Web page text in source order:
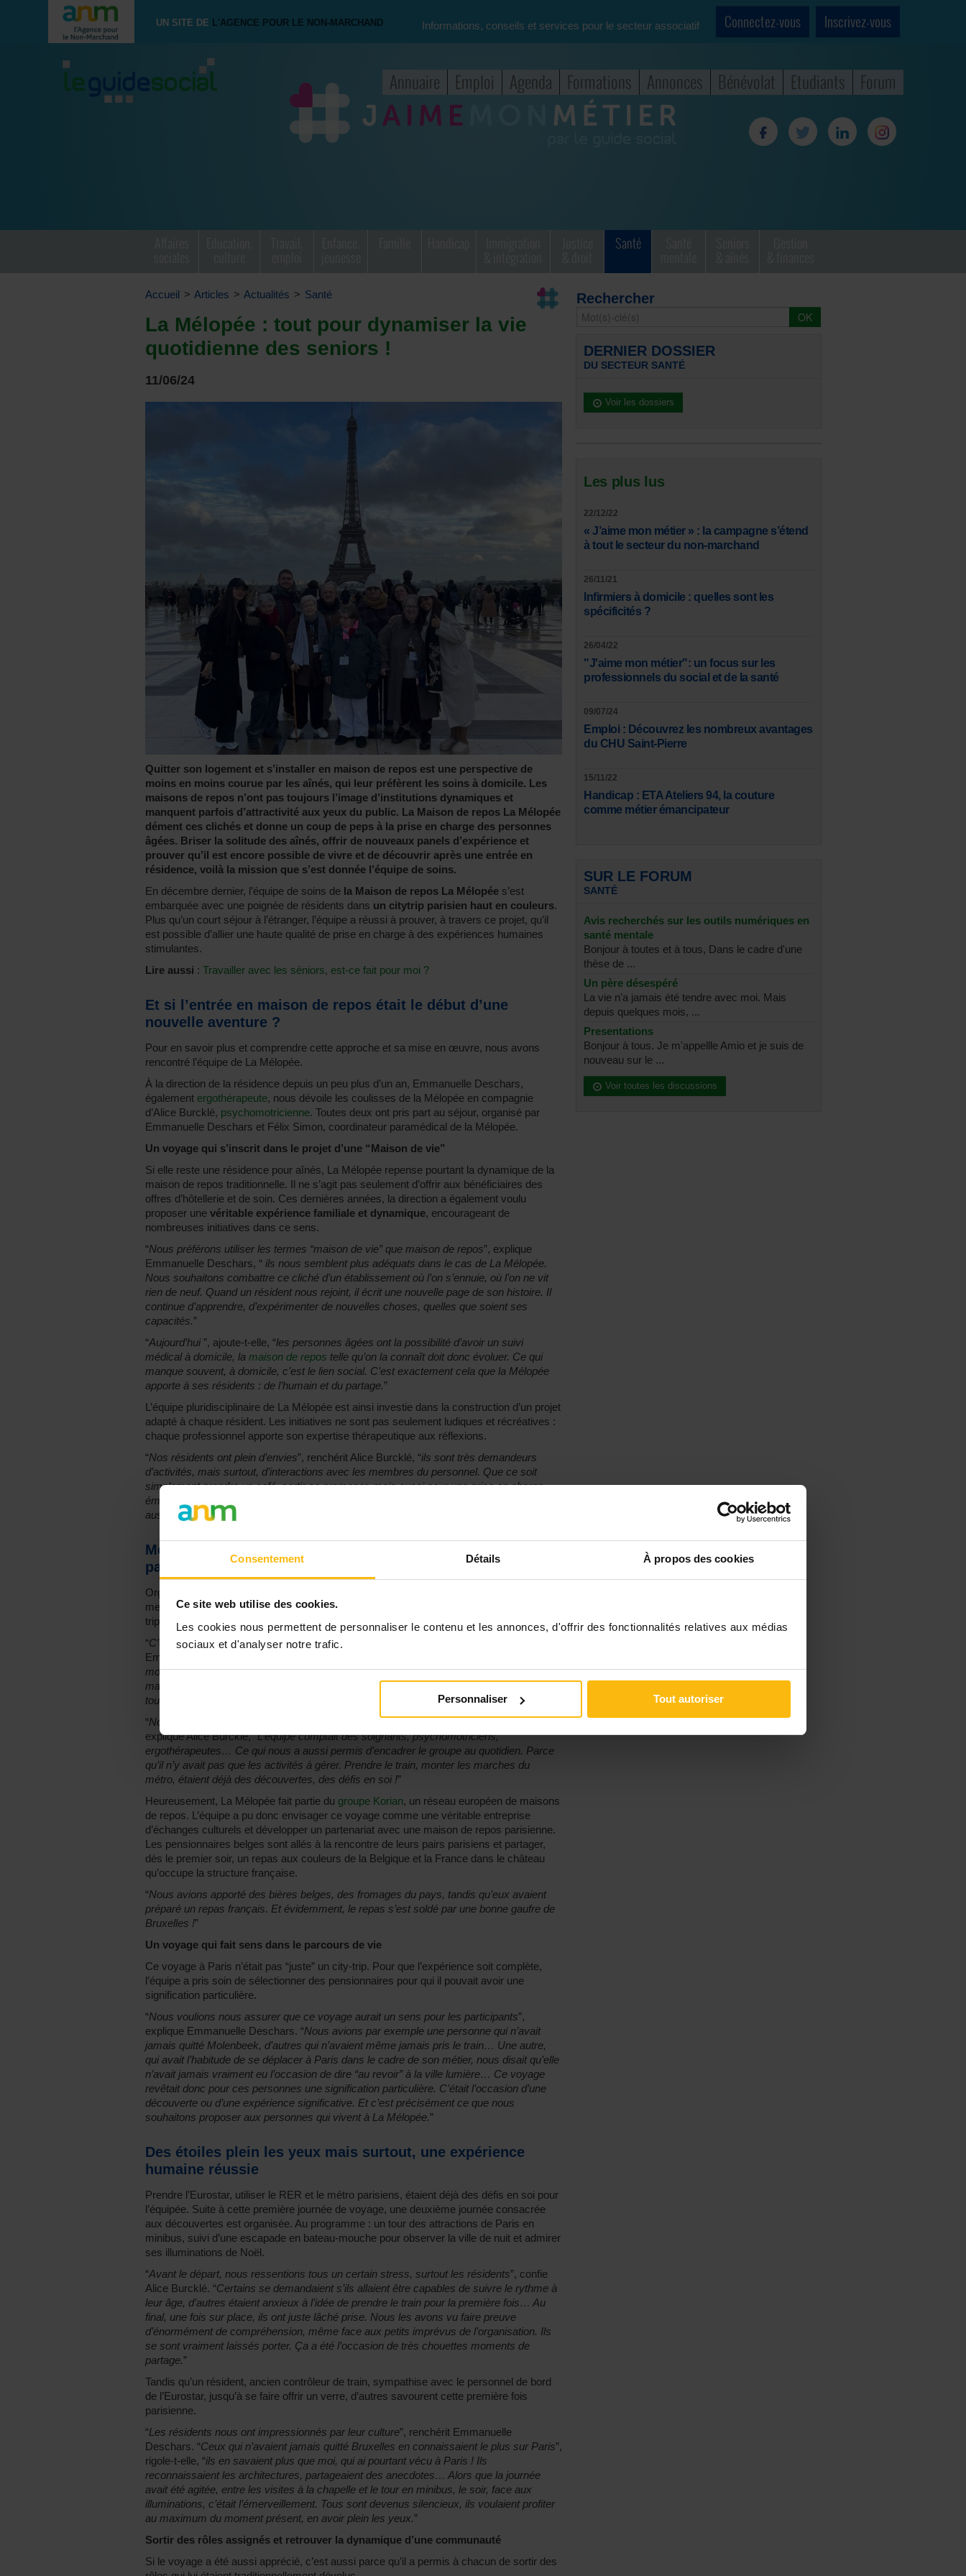
Consentement Détails À propos des cookies
Ce site web utilise des cookies.
Les cookies nous permettent de personnaliser le contenu et les annonces, d'offrir des fonctionnalités relatives aux médias
sociaux et d'analyser notre trafic.
Personnaliser Tout autoriser
UN SITE DE L'AGENCE POUR LE NON-MARCHAND Informations, conseils et services pour le secteur associatif Connectez-vous Inscrivez-vous
Annuaire Emploi Agenda Formations Annonces Bénévolat Etudiants Forum
Santé
Accueil > Articles > Actualités > Santé
La Mélopée : tout pour dynamiser la vie
quotidienne des seniors !
11/06/24
Quitter son logement et s’installer en maison de repos est une perspective de
moins en moins courue par les aînés, qui leur préfèrent les soins à domicile. Les
maisons de repos n’ont pas toujours l’image d’institutions dynamiques et
manquent parfois d’attractivité aux yeux du public. La Maison de repos La Mélopée
dément ces clichés et donne un coup de peps à la prise en charge des personnes
âgées. Briser la solitude des aînés, offrir de nouveaux panels d’expérience et
prouver qu’il est encore possible de vivre et de découvrir après une entrée en
résidence, voilà la mission que s’est donnée l’équipe de soins.
En décembre dernier, l’équipe de soins de la Maison de repos La Mélopée s’est
embarquée avec une poignée de résidents dans un citytrip parisien haut en couleurs.
Plus qu’un court séjour à l’étranger, l’équipe a réussi à prouver, à travers ce projet, qu’il
est possible d’allier une haute qualité de prise en charge à des expériences humaines
stimulantes.
Lire aussi : Travailler avec les séniors, est-ce fait pour moi ?
Et si l’entrée en maison de repos était le début d’une
nouvelle aventure ?
Pour en savoir plus et comprendre cette approche et sa mise en œuvre, nous avons
rencontré l’équipe de La Mélopée.
À la direction de la résidence depuis un peu plus d’un an, Emmanuelle Deschars,
également ergothérapeute, nous dévoile les coulisses de la Mélopée en compagnie
d’Alice Burcklé, psychomotricienne. Toutes deux ont pris part au séjour, organisé par
Emmanuelle Deschars et Félix Simon, coordinateur paramédical de la Mélopée.
Un voyage qui s’inscrit dans le projet d’une “Maison de vie”
Si elle reste une résidence pour aînés, La Mélopée repense pourtant la dynamique de la
maison de repos traditionnelle. Il ne s’agit pas seulement d’offrir aux bénéficiaires des
offres d’hôtellerie et de soin. Ces dernières années, la direction a également voulu
proposer une véritable expérience familiale et dynamique, encourageant de
nombreuses initiatives dans ce sens.
“Nous préférons utiliser les termes “maison de vie” que maison de repos”, explique
Emmanuelle Deschars, “ ils nous semblent plus adéquats dans le cas de La Mélopée.
Nous souhaitons combattre ce cliché d’un établissement où l’on s’ennuie, où l’on ne vit
rien de neuf. Quand un résident nous rejoint, il écrit une nouvelle page de son histoire. Il
continue d’apprendre, d’expérimenter de nouvelles choses, quelles que soient ses
capacités.”
“Aujourd’hui ”, ajoute-t-elle, “les personnes âgées ont la possibilité d’avoir un suivi
médical à domicile, la maison de repos telle qu’on la connaît doit donc évoluer. Ce qui
manque souvent, à domicile, c’est le lien social. C’est exactement cela que la Mélopée
apporte à ses résidents : de l’humain et du partage.”
L’équipe pluridisciplinaire de La Mélopée est ainsi investie dans la construction d’un projet
adapté à chaque résident. Les initiatives ne sont pas seulement ludiques et récréatives :
chaque professionnel apporte son expertise thérapeutique aux réflexions.
“Nos résidents ont plein d’envies”, renchérit Alice Burcklé, “ils sont très demandeurs
d’activités, mais surtout, d’interactions avec les membres du personnel. Que ce soit
simplement prendre un café, sortir se promener, mais aussi pour une prise en charge
émotionnelle ou paramédicale… Les périodes plus calmes, comme les week-ends, sont
aussi des périodes d’ennui et ils nous le partagent. Nous proposons donc des solutions.
Mettre en place un projet de voyage en maison de repos :
pas une mince affaire !
Organiser un voyage accessible à tous financièrement, s’assurer que suffisamment de
membres du personnel seraient de la partie... Pour les équipes de La Mélopée, ce city
trip parisien est un projet d’envergure.
“C’est la première fois que nous organisions un voyage de plusieurs jours
Emmanuelle Deschars, “
mois. Nous devions à la fois assumer l’organisation classique d’un voyage de groupe,
mais également nous assurer que la prise en charge des pensionnaires était optimale,
tout en inscrivant ce voyage dans un projet thérapeutique cohérent.”
“Nous étions 7 encadrants à accompagner 10 pensionnaires âgés de plus de 80 ans”,
explique Alice Burcklé, “L’équipe comptait des soignants, psychomotriciens,
ergothérapeutes… Ce qui nous a aussi permis d’encadrer le groupe au quotidien. Parce
qu’il n’y avait pas que les activités à gérer. Prendre le train, monter les marches du
métro, étaient déjà des découvertes, des défis en soi !”
Heureusement, La Mélopée fait partie du groupe Korian, un réseau européen de maisons
de repos. L’équipe a pu donc envisager ce voyage comme une véritable entreprise
d’échanges culturels et développer un partenariat avec une maison de repos parisienne.
Les pensionnaires belges sont allés à la rencontre de leurs pairs parisiens et partager,
dès le premier soir, un repas aux couleurs de la Belgique et la France dans le château
qu’occupe la structure française.
“Nous avions apporté des bières belges, des fromages du pays, tandis qu’eux avaient
préparé un repas français. Et évidemment, le repas s’est soldé par une bonne gaufre de
Bruxelles !”
Un voyage qui fait sens dans le parcours de vie
Ce voyage à Paris n’était pas “juste” un city-trip. Pour que l’expérience soit complète,
l’équipe a pris soin de sélectionner des pensionnaires pour qui il pouvait avoir une
signification particulière.
“Nous voulions nous assurer que ce voyage aurait un sens pour les participants”,
explique Emmanuelle Deschars. “Nous avions par exemple une personne qui n’avait
jamais quitté Molenbeek, d’autres qui n’avaient même jamais pris le train… Une autre,
qui avait l’habitude de se déplacer à Paris dans le cadre de son métier, nous disait qu’elle
n’avait jamais vraiment eu l’occasion de dire “au revoir” à la ville lumière… Ce voyage
revêtait donc pour ces personnes une signification particulière. C’était l’occasion d’une
découverte ou d’une expérience significative. Et c’est précisément ce que nous
souhaitons proposer aux personnes qui vivent à La Mélopée.”
Des étoiles plein les yeux mais surtout, une expérience
humaine réussie
Prendre l’Eurostar, utiliser le RER et le métro parisiens, étaient déjà des défis en soi pour
l’équipée. Suite à cette première journée de voyage, une deuxième journée consacrée
aux découvertes est organisée. Au programme : un tour des attractions de Paris en
minibus, suivi d’une escapade en bateau-mouche pour observer la ville de nuit et admirer
ses illuminations de Noël.
“Avant le départ, nous ressentions tous un certain stress, surtout les résidents”, confie
Alice Burcklé. “Certains se demandaient s’ils allaient être capables de suivre le rythme à
leur âge, d’autres étaient anxieux à l’idée de prendre le train pour la première fois… Au
final, une fois sur place, ils ont juste lâché prise. Nous les avons vu faire preuve
d’énormément de compréhension, même face aux petits imprévus de l’organisation. Ils
se sont vraiment laissés porter. Ça a été l’occasion de très chouettes moments de
partage.”
Tandis qu’un résident, ancien contrôleur de train, sympathise avec le personnel de bord
de l’Eurostar, jusqu’à se faire offrir un verre, d’autres savourent cette première fois
parisienne.
“Les résidents nous ont impressionnés par leur culture”, renchérit Emmanuelle
Deschars. “Ceux qui n’avaient jamais quitté Bruxelles en connaissaient le plus sur Paris”,
rigole-t-elle, “ils en savaient plus que moi, qui ai pourtant vécu à Paris ! Ils
reconnaissaient les architectures, partageaient des anecdotes… Alors que la journée
avait été agitée, entre les visites à la chapelle et le tour en minibus, le soir, face aux
illuminations, c’était l’émerveillement. Tous sont devenus silencieux, ils voulaient profiter
au maximum du moment présent, en avoir plein les yeux.”
Sortir des rôles assignés et retrouver la dynamique d’une communauté
Si le voyage a été aussi apprécié, c’est aussi parce qu’il a permis à chacun de sortir des
Rechercher
DERNIER DOSSIER
DU SECTEUR SANTÉ
Voir les dossiers
Les plus lus
22/12/22
« J’aime mon métier » : la campagne s’étend
à tout le secteur du non-marchand
26/11/21
Infirmiers à domicile : quelles sont les
spécificités ?
26/04/22
"J'aime mon métier": un focus sur les
professionnels du social et de la santé
09/07/24
Emploi : Découvrez les nombreux avantages
du CHU Saint-Pierre
15/11/22
Handicap : ETA Ateliers 94, la couture
comme métier émancipateur
SUR LE FORUM
SANTÉ
Avis recherchés sur les outils numériques en
santé mentale
Bonjour à toutes et à tous, Dans le cadre d'une
thèse de ...
Un père désespéré
La vie n'a jamais été tendre avec moi. Mais
depuis quelques mois, ...
Presentations
Bonjour à tous. Je m'appellle Amio et je suis de
nouveau sur le ...
Voir toutes les discussions